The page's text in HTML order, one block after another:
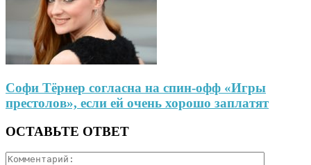
Софи Тёрнер согласна на спин-офф «Игры
престолов», если ей очень хорошо заплатят
ОСТАВЬТЕ ОТВЕТ